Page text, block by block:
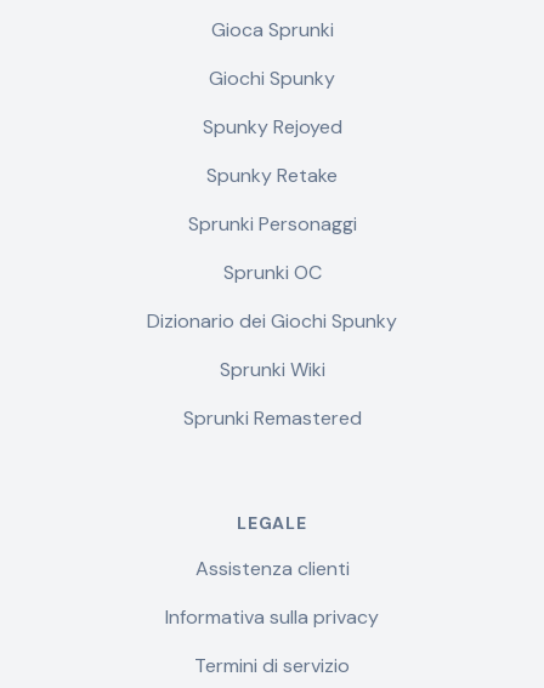
Gioca Sprunki
Giochi Spunky
Spunky Rejoyed
Spunky Retake
Sprunki Personaggi
Sprunki OC
Dizionario dei Giochi Spunky
Sprunki Wiki
Sprunki Remastered
LEGALE
Assistenza clienti
Informativa sulla privacy
Termini di servizio